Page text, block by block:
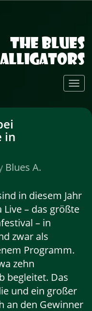
The Blues
Alligators
Toggle
in
Blues A.
in diesem Jahr
– das größte
– in
zwar als
Programm.
zehn
begleitet. Das
und ein großer
an den Gewinner